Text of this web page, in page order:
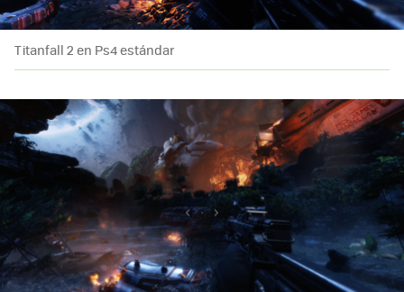
Titanfall 2 en Ps4 estándar